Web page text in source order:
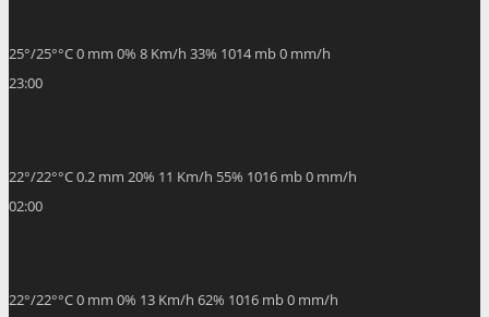
25°/25°°C0 mm 0% 8 Km/h 33% 1014 mb0 mm/h
23:00
22°/22°°C0.2 mm 20% 11 Km/h 55% 1016 mb0 mm/h
02:00
22°/22°°C0 mm 0% 13 Km/h 62% 1016 mb0 mm/h